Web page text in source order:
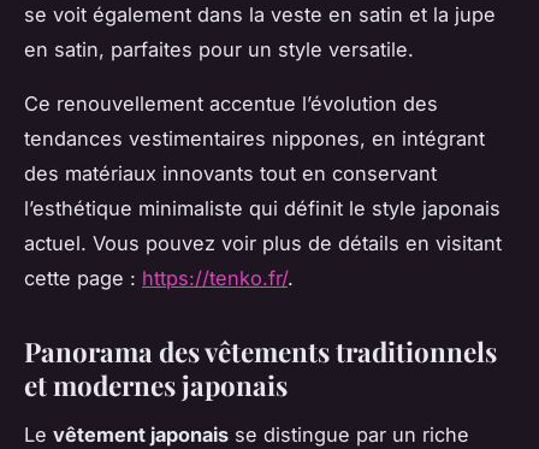
se voit également dans la veste en satin et la jupe
en satin, parfaites pour un style versatile.
Ce renouvellement accentue l’évolution des
tendances vestimentaires nippones, en intégrant
des matériaux innovants tout en conservant
l’esthétique minimaliste qui définit le style japonais
actuel. Vous pouvez voir plus de détails en visitant
cette page : https://tenko.fr/.
Panorama des vêtements traditionnels
et modernes japonais
Le vêtement japonais se distingue par un riche